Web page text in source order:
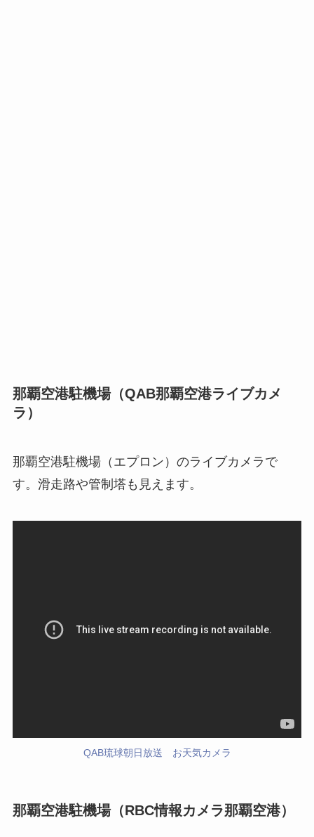
那覇空港駐機場（QAB那覇空港ライブカメ
ラ）
那覇空港駐機場（エプロン）のライブカメラで
す。滑走路や管制塔も見えます。
QAB琉球朝日放送 お天気カメラ
那覇空港駐機場（RBC情報カメラ那覇空港）